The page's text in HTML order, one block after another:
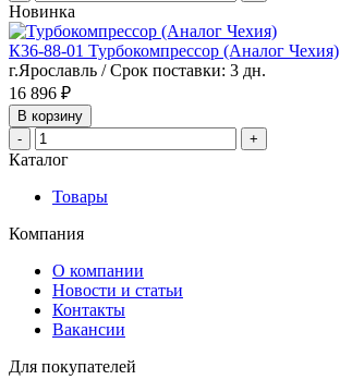
Новинка
К36-88-01 Турбокомпрессор (Аналог Чехия)
г.Ярославль / Срок поставки: 3 дн.
16 896 ₽
В корзину
-
+
Каталог
Товары
Компания
О компании
Новости и статьи
Контакты
Вакансии
Для покупателей